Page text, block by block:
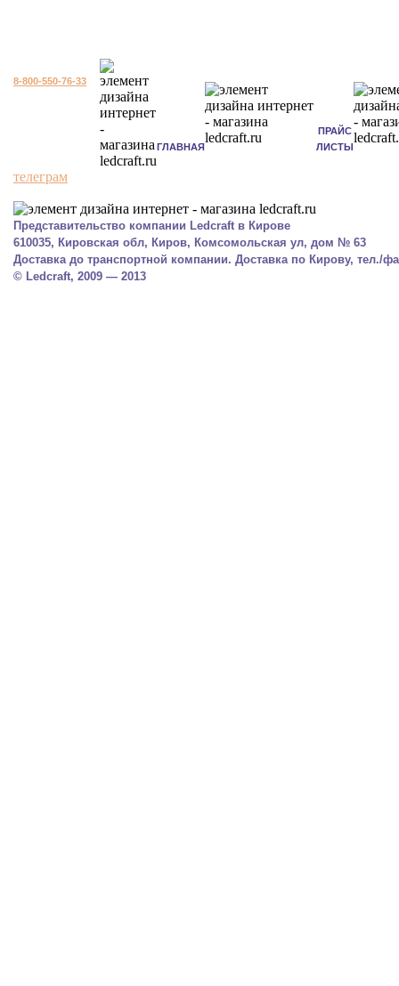
8-800-550-76-33
ГЛАВНАЯ
ПРАЙС
ЛИСТЫ
телеграм
Представительство компании Ledcraft в Кирове
610035, Кировская обл, Киров, Комсомольская ул, дом № 63
Доставка до транспортной компании. Доставка по Кирову, тел./
© Ledcraft, 2009 — 2013